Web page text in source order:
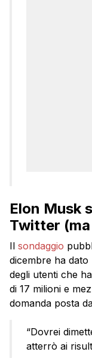
Elon Musk
Twitter
Il sondaggio
dicembre ha
degli utenti che
di 17 milioni e
domanda posta
“Dovrei
atterrò ai